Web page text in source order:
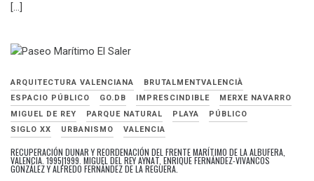
[…]
ARQUITECTURA VALENCIANA
BRUTALMENTVALENCIÀ
ESPACIO PÚBLICO
GO.DB IMPRESCINDIBLE
MERXE NAVARRO
MIGUEL DE REY
PARQUE NATURAL PLAYA
PÚBLICO
SIGLO XX
URBANISMO VALENCIA
RECUPERACIÓN DUNAR Y REORDENACIÓN DEL FRENTE MARÍTIMO DE LA ALBUFERA,
VALENCIA. 1995|1999. MIGUEL DEL REY AYNAT, ENRIQUE FERNÁNDEZ-VIVANCOS
GONZÁLEZ Y ALFREDO FERNÁNDEZ DE LA REGUERA.